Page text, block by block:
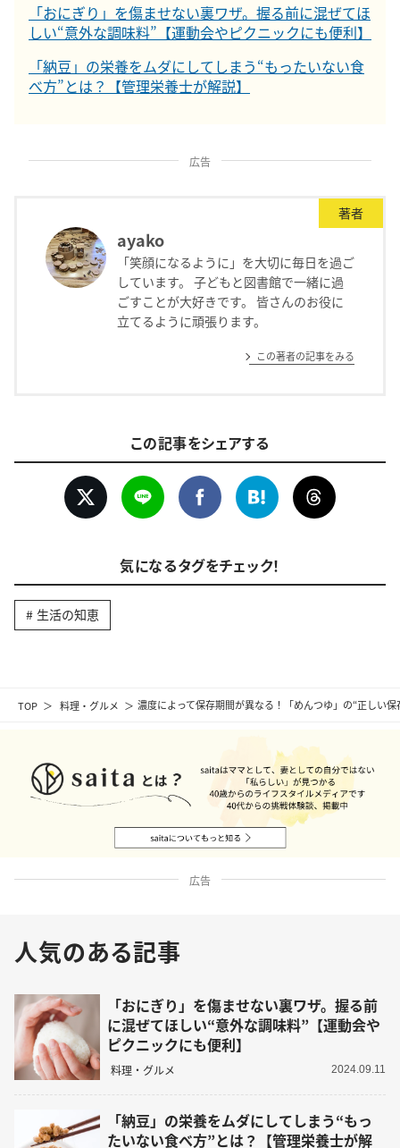
TOP 料理・グルメ 濃度によって保存期間が異なる！「めんつゆ」の“正しい
「おにぎり」を傷ませない裏ワザ。握る前に混ぜてほ
しい“意外な調味料”【運動会やピクニックにも便利】
「納豆」の栄養をムダにしてしまう“もったいない食
べ方”とは？【管理栄養士が解説】
広告
著者
ayako
「笑顔になるように」を大切に毎日を過ご
しています。 子どもと図書館で一緒に過
ごすことが大好きです。 皆さんのお役に
立てるように頑張ります。
この著者の記事をみる
この記事をシェアする
気になるタグをチェック！
生活の知恵
広告
人気のある記事
「おにぎり」を傷ませない裏ワザ。握る前
に混ぜてほしい“意外な調味料”【運動会や
ピクニックにも便利】
料理・グルメ 2024.09.11
「納豆」の栄養をムダにしてしまう“もっ
たいない食べ方”とは？【管理栄養士が解